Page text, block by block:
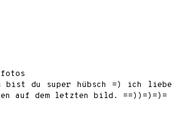
fotos
bist du super hübsch =) ich liebe
auf dem letzten bild. ==))=)=)=